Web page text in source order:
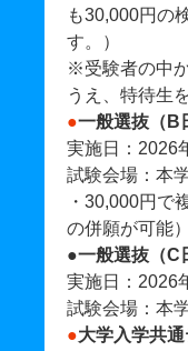
も30,000円の
す。）
※受験者の中
うえ、特待生
●一般選抜（B
実施日：2026
試験会場：本
・30,000円で
の併願が可能
●一般選抜（C
実施日：2026
試験会場：本
●大学入学共